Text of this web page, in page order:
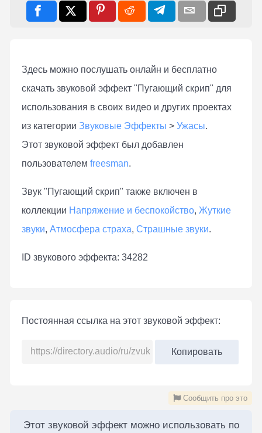
Здесь можно послушать онлaйн и бесплатно
скачать звуковой эффект "Пугающий скрип" для
использования в своих видео и других проектах
из категории Звуковые Эффекты > Ужасы.
Этот звуковой эффект был добавлен
пользователем freesman.
Звук "Пугающий скрип" также включен в
коллекции Напряжение и беспокойство, Жуткие
звуки, Атмосфера страха, Страшные звуки.
ID звукового эффекта: 34282
Постоянная ссылка на этот звуковой эффект:
Копировать
Сообщить про это
Этот звуковой эффект можно использовать по